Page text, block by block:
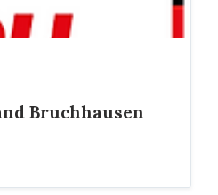
Bruchhausen